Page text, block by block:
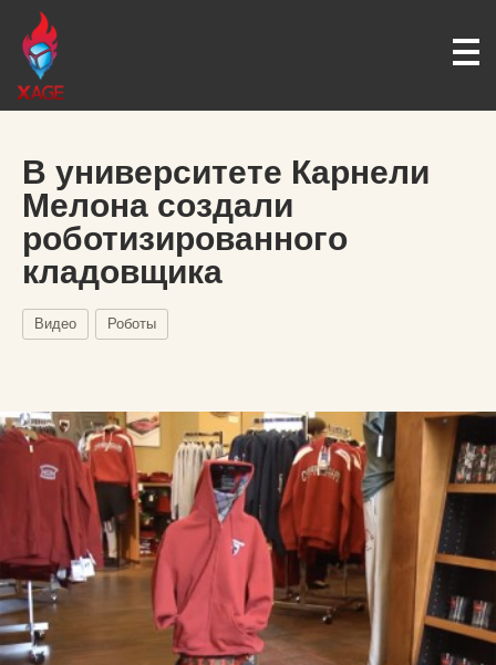
В университете Карнели
Мелона создали
роботизированного
кладовщика
Видео Роботы